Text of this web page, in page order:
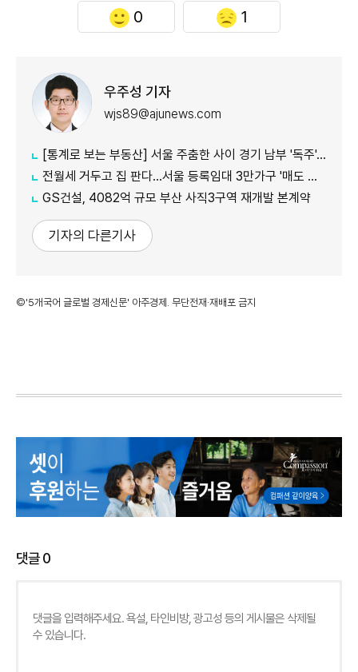
0 1
우주성 기자
wjs89@ajunews.com
[통계로 보는 부동산] 서울 주춤한 사이 경기 남부 '독주'…세제 개편에 실수요 이동 빨라지나
전월세 거두고 집 판다…서울 등록임대 3만가구 '매도 기로'
GS건설, 4082억 규모 부산 사직3구역 재개발 본계약
기자의 다른기사
©'5개국어 글로벌 경제신문' 아주경제. 무단전재·재배포 금지
댓글0